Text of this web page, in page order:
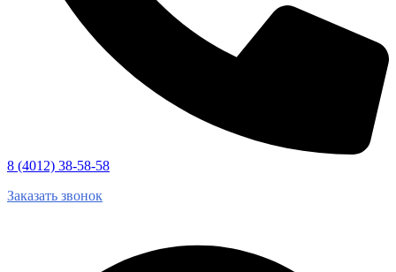
8 (4012) 38-58-58
Заказать звонок